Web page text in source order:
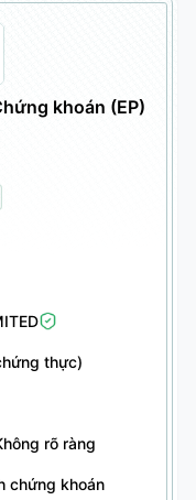
khoán (EP)
thực)
rõ ràng
chứng khoán